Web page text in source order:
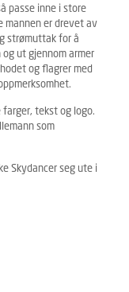
passe inne i store
mannen er drevet av
strømuttak for å
ut gjennom armer
og flagrer med
farger, tekst og logo.
som
Skydancer seg ute i